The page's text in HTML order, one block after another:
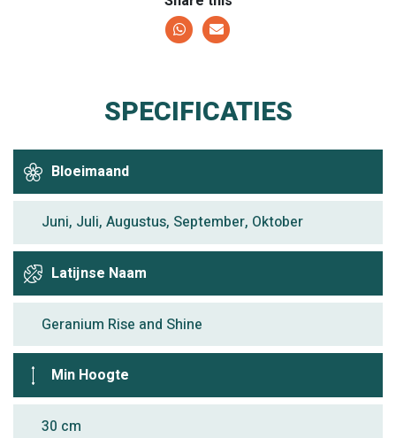
SPECIFICATIES
Bloeimaand
Juni, Juli, Augustus, September, Oktober
Latijnse Naam
Geranium Rise and Shine
Min Hoogte
30 cm